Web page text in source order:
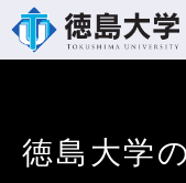
徳島大学